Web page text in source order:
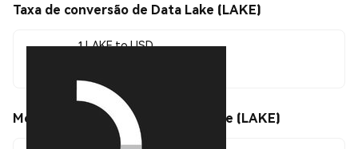
Taxa de conversão de Data Lake (LAKE)
1 LAKE to USD
Movimentos de preço de Data Lake (LAKE)